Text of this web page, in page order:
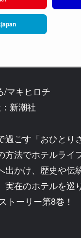
/マキヒロチ
新潮社
ごす「おひとり
方法でホテルライ
かけ、歴史や伝
在のホテルを巡
トーリー第8巻！